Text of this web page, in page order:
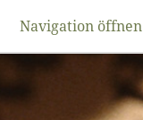
Navigation öffnen